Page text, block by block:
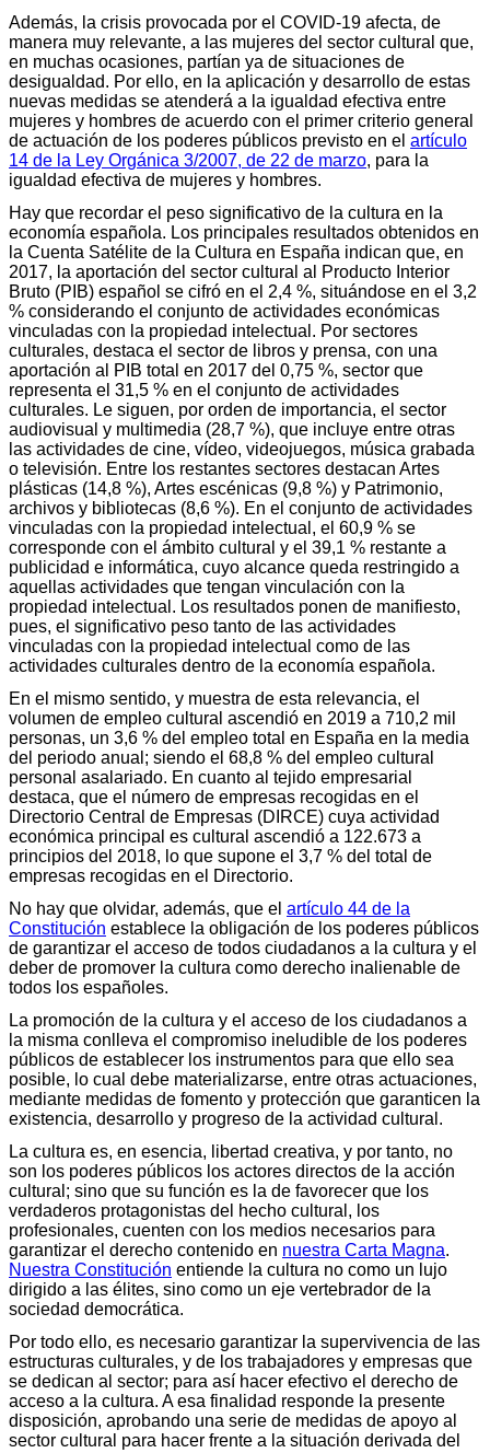
Además, la crisis provocada por el COVID-19 afecta, de
manera muy relevante, a las mujeres del sector cultural que,
en muchas ocasiones, partían ya de situaciones de
desigualdad. Por ello, en la aplicación y desarrollo de estas
nuevas medidas se atenderá a la igualdad efectiva entre
mujeres y hombres de acuerdo con el primer criterio general
de actuación de los poderes públicos previsto en el artículo
14 de la Ley Orgánica 3/2007, de 22 de marzo, para la
igualdad efectiva de mujeres y hombres.
Hay que recordar el peso significativo de la cultura en la
economía española. Los principales resultados obtenidos en
la Cuenta Satélite de la Cultura en España indican que, en
2017, la aportación del sector cultural al Producto Interior
Bruto (PIB) español se cifró en el 2,4 %, situándose en el 3,2
% considerando el conjunto de actividades económicas
vinculadas con la propiedad intelectual. Por sectores
culturales, destaca el sector de libros y prensa, con una
aportación al PIB total en 2017 del 0,75 %, sector que
representa el 31,5 % en el conjunto de actividades
culturales. Le siguen, por orden de importancia, el sector
audiovisual y multimedia (28,7 %), que incluye entre otras
las actividades de cine, vídeo, videojuegos, música grabada
o televisión. Entre los restantes sectores destacan Artes
plásticas (14,8 %), Artes escénicas (9,8 %) y Patrimonio,
archivos y bibliotecas (8,6 %). En el conjunto de actividades
vinculadas con la propiedad intelectual, el 60,9 % se
corresponde con el ámbito cultural y el 39,1 % restante a
publicidad e informática, cuyo alcance queda restringido a
aquellas actividades que tengan vinculación con la
propiedad intelectual. Los resultados ponen de manifiesto,
pues, el significativo peso tanto de las actividades
vinculadas con la propiedad intelectual como de las
actividades culturales dentro de la economía española.
En el mismo sentido, y muestra de esta relevancia, el
volumen de empleo cultural ascendió en 2019 a 710,2 mil
personas, un 3,6 % del empleo total en España en la media
del periodo anual; siendo el 68,8 % del empleo cultural
personal asalariado. En cuanto al tejido empresarial
destaca, que el número de empresas recogidas en el
Directorio Central de Empresas (DIRCE) cuya actividad
económica principal es cultural ascendió a 122.673 a
principios del 2018, lo que supone el 3,7 % del total de
empresas recogidas en el Directorio.
No hay que olvidar, además, que el artículo 44 de la
Constitución establece la obligación de los poderes públicos
de garantizar el acceso de todos ciudadanos a la cultura y el
deber de promover la cultura como derecho inalienable de
todos los españoles.
La promoción de la cultura y el acceso de los ciudadanos a
la misma conlleva el compromiso ineludible de los poderes
públicos de establecer los instrumentos para que ello sea
posible, lo cual debe materializarse, entre otras actuaciones,
mediante medidas de fomento y protección que garanticen la
existencia, desarrollo y progreso de la actividad cultural.
La cultura es, en esencia, libertad creativa, y por tanto, no
son los poderes públicos los actores directos de la acción
cultural; sino que su función es la de favorecer que los
verdaderos protagonistas del hecho cultural, los
profesionales, cuenten con los medios necesarios para
garantizar el derecho contenido en nuestra Carta Magna.
Nuestra Constitución entiende la cultura no como un lujo
dirigido a las élites, sino como un eje vertebrador de la
sociedad democrática.
Por todo ello, es necesario garantizar la supervivencia de las
estructuras culturales, y de los trabajadores y empresas que
se dedican al sector; para así hacer efectivo el derecho de
acceso a la cultura. A esa finalidad responde la presente
disposición, aprobando una serie de medidas de apoyo al
sector cultural para hacer frente a la situación derivada del